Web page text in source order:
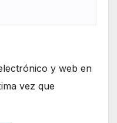
y web en
vez que